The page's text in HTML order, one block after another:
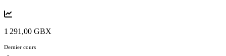
1 291,00 GBX
Dernier cours